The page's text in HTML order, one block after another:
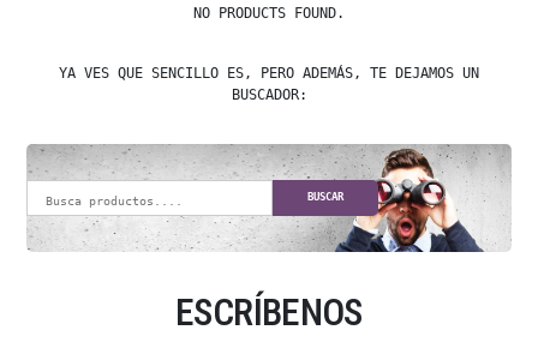
NO PRODUCTS FOUND.
YA VES QUE SENCILLO ES, PERO ADEMÁS, TE DEJAMOS UN
BUSCADOR:
BUSCAR
ESCRÍBENOS